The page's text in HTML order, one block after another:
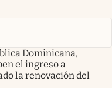
Dominicana,
el ingreso a
la renovación del